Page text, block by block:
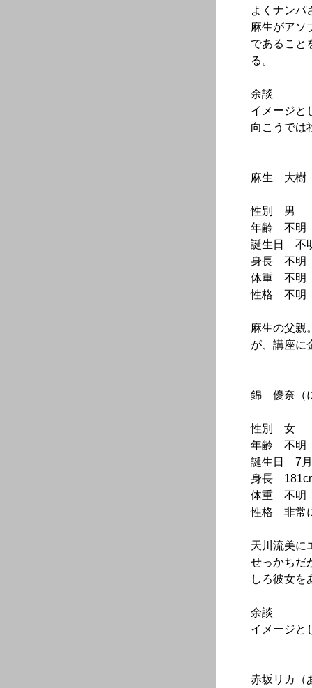
よくナンパ
麻生がアソ
であること
る。
余談
イメージと
向こうでは
麻生 大樹
性別 男
年齢 不明
誕生日 不
身長 不明
体重 不明
性格 不明
麻生の父親
が、講座に
錦 優奈（
性別 女
年齢 不明
誕生日 7
身長
体重 不明
性格 非常
天川流美に
せっかちだ
しろ彼女を
余談
イメージと
赤坂リカ